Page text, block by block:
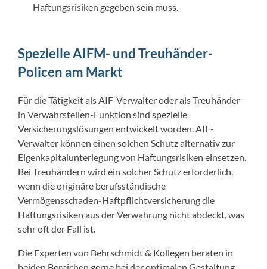
Haftungsrisiken gegeben sein muss.
Spezielle AIFM- und Treuhänder-
Policen am Markt
Für die Tätigkeit als AIF-Verwalter oder als Treuhänder
in Verwahrstellen-Funktion sind spezielle
Versicherungslösungen entwickelt worden. AIF-
Verwalter können einen solchen Schutz alternativ zur
Eigenkapitalunterlegung von Haftungsrisiken einsetzen.
Bei Treuhändern wird ein solcher Schutz erforderlich,
wenn die originäre berufsständische
Vermögensschaden-Haftpflichtversicherung die
Haftungsrisiken aus der Verwahrung nicht abdeckt, was
sehr oft der Fall ist.
Die Experten von Behrschmidt & Kollegen beraten in